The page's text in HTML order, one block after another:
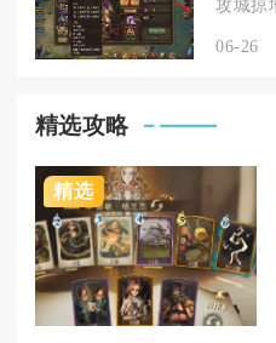
06-26
精选攻略
精选